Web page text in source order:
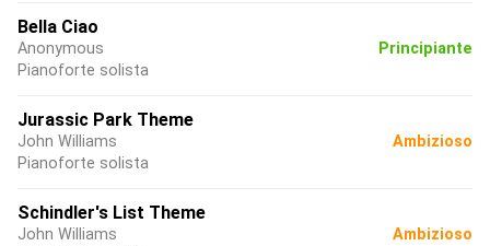
Bella Ciao
Anonymous
Pianoforte solista
Principiante
Jurassic Park Theme
John Williams
Pianoforte solista
Ambizioso
Schindler's List Theme
John Williams
Ambizioso